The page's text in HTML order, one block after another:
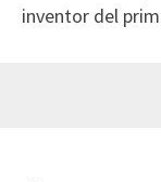
inventor del